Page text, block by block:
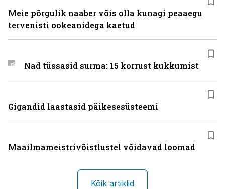
Meie põrgulik naaber võis olla kunagi peaaegu
tervenisti ookeanidega kaetud
Nad tüssasid surma: 15 korrust kukkumist
Gigandid laastasid päikesesüsteemi
Maailmameistrivõistlustel võidavad loomad
Kõik artiklid